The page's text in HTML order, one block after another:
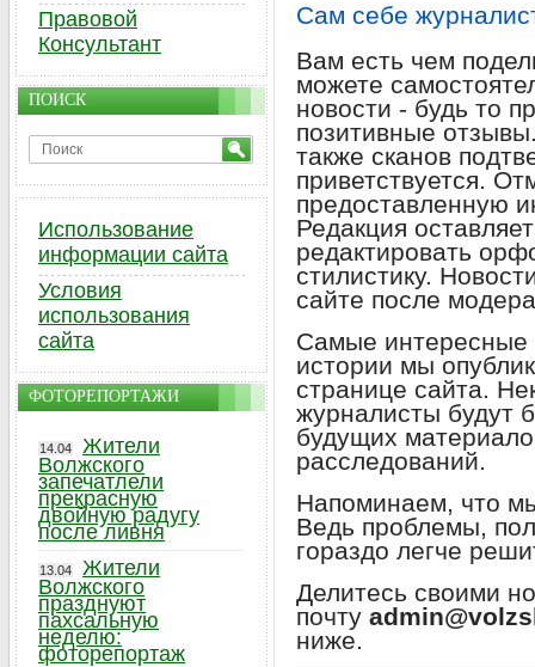
Сам себе
Вам есть чем
можете
новости - будь то
позитивные
также сканов
приветствуется.
предоставленную
Редакция
редактировать
стилистику.
сайте после
Самые
истории мы
странице сайта.
журналисты будут
будущих
расследований.
Напоминаем, что
Ведь проблемы,
гораздо легче
Делитесь своими
почту
ниже.
Правовой
Консультант
ПОИСК
Использование
информации сайта
Условия
использования
сайта
ФОТОРЕПОРТАЖИ
14.04
Жители
Волжского
запечатлели
прекрасную
двойную радугу
после ливня
13.04
Жители
Волжского
празднуют
пахсальную
неделю:
фоторепортаж